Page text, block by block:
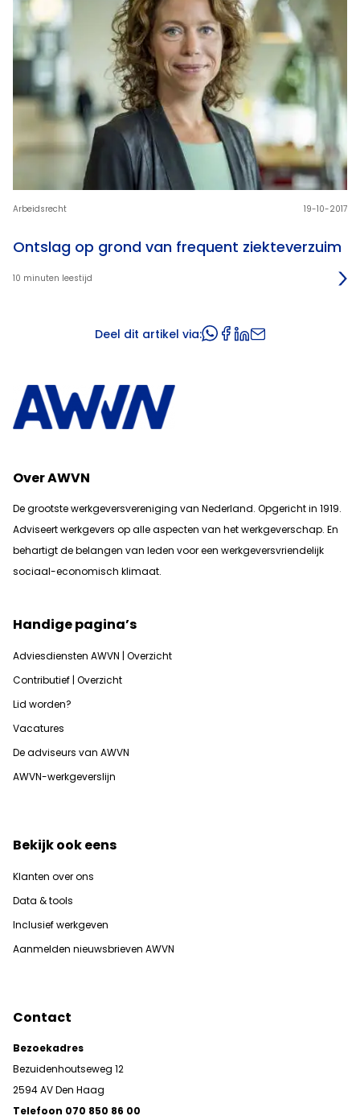
Ontslag op grond van frequent ziekteverzuim
Arbeidsrecht 19-10-2017
10 minuten leestijd
Deel dit artikel via:
Over AWVN
De grootste werkgeversvereniging van Nederland. Opgericht in 1919.
Adviseert werkgevers op alle aspecten van het werkgeverschap. En
behartigt de belangen van leden voor een werkgeversvriendelijk
sociaal-economisch klimaat.
Handige pagina’s
Adviesdiensten AWVN | Overzicht
Contributief | Overzicht
Lid worden?
Vacatures
De adviseurs van AWVN
AWVN-werkgeverslijn
Bekijk ook eens
Klanten over ons
Data & tools
Inclusief werkgeven
Aanmelden nieuwsbrieven AWVN
Contact
Bezoekadres
Bezuidenhoutseweg 12
2594 AV Den Haag
Telefoon 070 850 86 00